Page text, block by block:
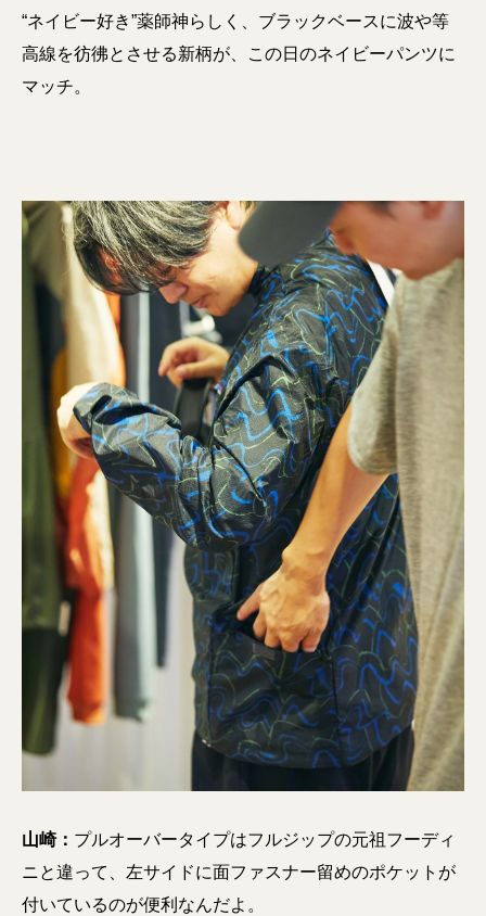
“ネイビー好き”薬師神らしく、ブラックベースに波や等
高線を彷彿とさせる新柄が、この日のネイビーパンツに
マッチ。
山崎： プルオーバータイプはフルジップの元祖フーディ
ニと違って、左サイドに面ファスナー留めのポケットが
付いているのが便利なんだよ。